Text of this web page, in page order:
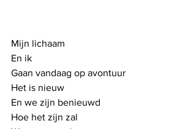
Mijn lichaam
En ik
Gaan vandaag op avontuur
Het is nieuw
En we zijn benieuwd
Hoe het zijn zal